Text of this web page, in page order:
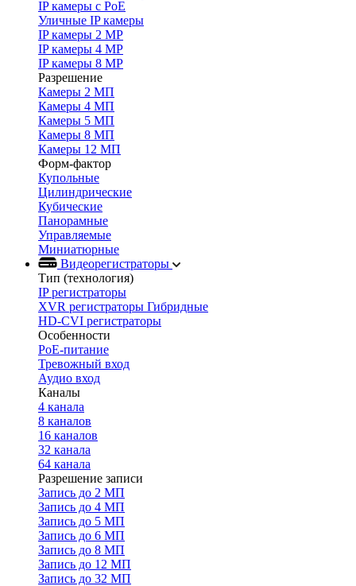
IP камеры с PoE
Уличные IP камеры
IP камеры 2 MP
IP камеры 4 MP
IP камеры 8 MP
Разрешение
Камеры 2 МП
Камеры 4 МП
Камеры 5 МП
Камеры 8 МП
Камеры 12 МП
Форм-фактор
Купольные
Цилиндрические
Кубические
Панорамные
Управляемые
Миниатюрные
Видеорегистраторы
Тип (технология)
IP регистраторы
XVR регистраторы Гибридные
HD-CVI регистраторы
Особенности
PoE-питание
Тревожный вход
Аудио вход
Каналы
4 канала
8 каналов
16 каналов
32 канала
64 канала
Разрешение записи
Запись до 2 МП
Запись до 4 МП
Запись до 5 МП
Запись до 6 МП
Запись до 8 МП
Запись до 12 МП
Запись до 32 МП